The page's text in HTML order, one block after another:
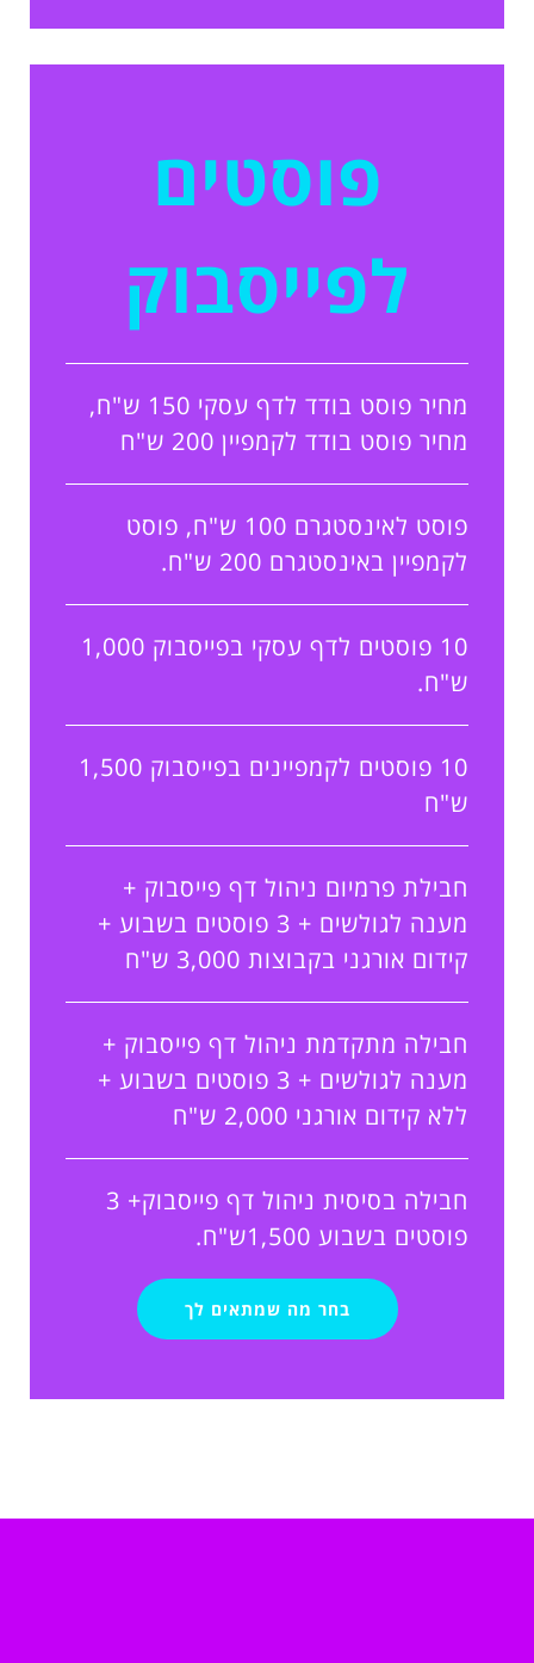
פוסטים
לפייסבוק
מחיר פוסט בודד לדף עסקי 150 ש"ח,
מחיר פוסט בודד לקמפיין 200 ש"ח
פוסט לאינסטגרם 100 ש"ח, פוסט
לקמפיין באינסטגרם 200 ש"ח.
10 פוסטים לדף עסקי בפייסבוק 1,000
ש"ח.
10 פוסטים לקמפיינים בפייסבוק 1,500
ש"ח
חבילת פרמיום ניהול דף פייסבוק +
מענה לגולשים + 3 פוסטים בשבוע +
קידום אורגני בקבוצות 3,000 ש"ח
חבילה מתקדמת ניהול דף פייסבוק +
מענה לגולשים + 3 פוסטים בשבוע +
ללא קידום אורגני 2,000 ש"ח
חבילה בסיסית ניהול דף פייסבוק+ 3
פוסטים בשבוע 1,500ש"ח.
בחר מה שמתאים לך